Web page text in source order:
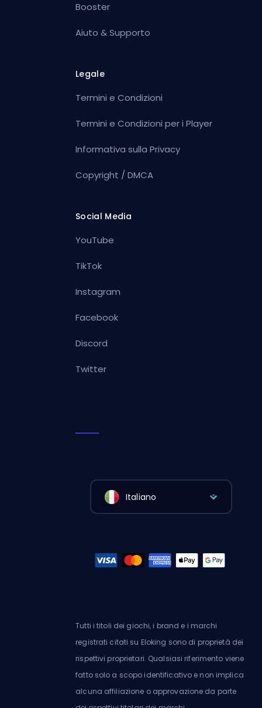
Booster
Aiuto & Supporto
Legale
Termini e Condizioni
Termini e Condizioni per i Player
Informativa sulla Privacy
Copyright / DMCA
Social Media
YouTube
TikTok
Instagram
Facebook
Discord
Twitter
Italiano
Tutti i titoli dei giochi, i brand e i marchi
registrati citati su Eloking sono di proprietà dei
rispettivi proprietari. Qualsiasi riferimento viene
fatto solo a scopo identificativo e non implica
alcuna affiliazione o approvazione da parte